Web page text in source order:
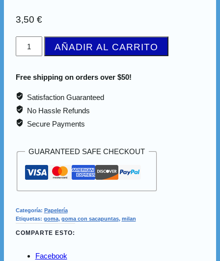
3,50 €
AÑADIR AL CARRITO
Free shipping on orders over $50!
Satisfaction Guaranteed
No Hassle Refunds
Secure Payments
GUARANTEED SAFE CHECKOUT
Categoría: Papelería
Etiquetas: goma, goma con sacapuntas, milan
COMPARTE ESTO:
Facebook